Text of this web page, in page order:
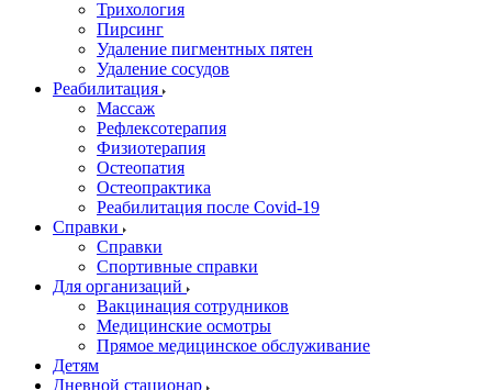
Трихология
Пирсинг
Удаление пигментных пятен
Удаление сосудов
Реабилитация
Массаж
Рефлексотерапия
Физиотерапия
Остеопатия
Остеопрактика
Реабилитация после Covid-19
Справки
Справки
Спортивные справки
Для организаций
Вакцинация сотрудников
Медицинские осмотры
Прямое медицинское обслуживание
Детям
Дневной стационар